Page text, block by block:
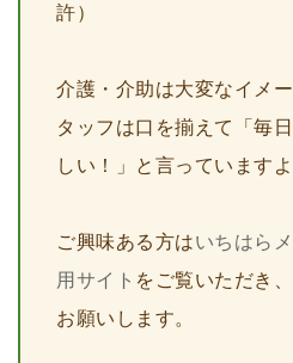
許）
介護・介助は大変なイメ
タッフは口を揃えて「毎
しい！」と言っていますよ
ご興味ある方はいちはら
用サイト をご覧いただき
お願いします。